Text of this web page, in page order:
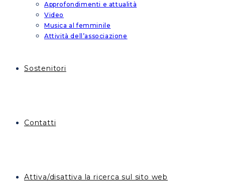
Approfondimenti e attualità
Video
Musica al femminile
Attività dell’associazione
Sostenitori
Contatti
Attiva/disattiva la ricerca sul sito web